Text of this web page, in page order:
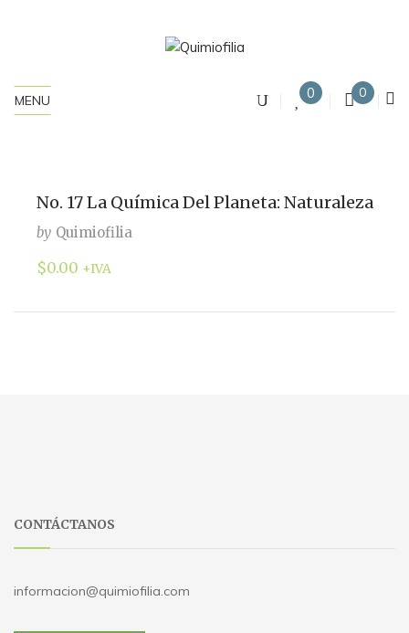
MENU 0 0
No. 17 La Química Del Planeta: Naturaleza
by Quimiofilia
$0.00 +IVA
CONTÁCTANOS
informacion@quimiofilia.com